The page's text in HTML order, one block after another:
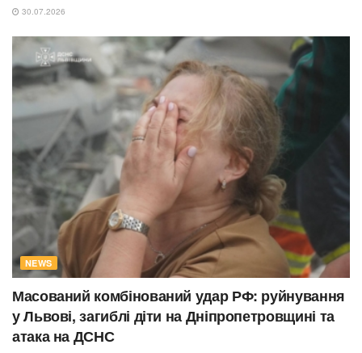
30.07.2026
NEWS
Масований комбінований удар РФ: руйнування
у Львові, загиблі діти на Дніпропетровщині та
атака на ДСНС